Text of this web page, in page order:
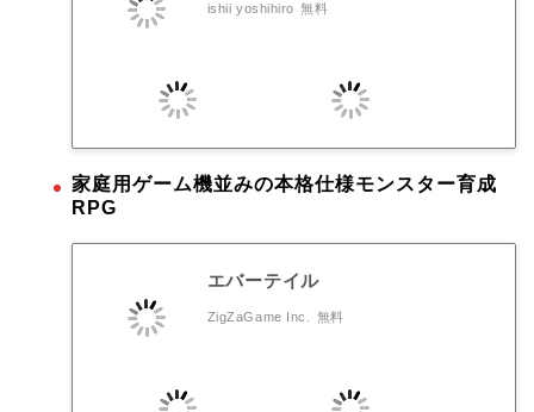
ishii yoshihiro 無料
家庭用ゲーム機並みの本格仕様モンスター育成
RPG
エバーテイル
ZigZaGame Inc. 無料